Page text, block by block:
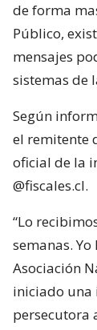
de forma
Público,
mensajes
sistemas de
Según
el remitente
oficial de la
@fiscales.cl.
“Lo
semanas.
Asociación
iniciado una
persecutora